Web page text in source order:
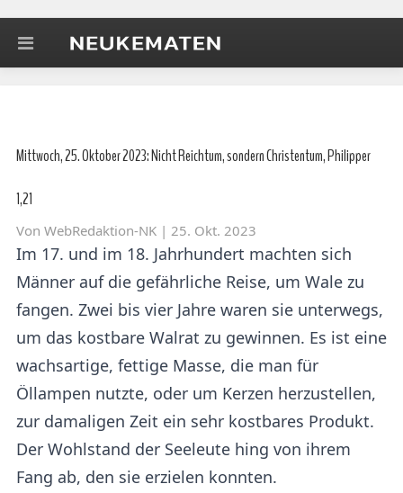
Mittwoch, 25. Oktober 2023: Nicht Reichtum, sondern Christentum, Philipper
1,21
Von WebRedaktion-NK | 25. Okt. 2023
Im 17. und im 18. Jahrhundert machten sich
Männer auf die gefährliche Reise, um Wale zu
fangen. Zwei bis vier Jahre waren sie unterwegs,
um das kostbare Walrat zu gewinnen. Es ist eine
wachsartige, fettige Masse, die man für
Öllampen nutzte, oder um Kerzen herzustellen,
zur damaligen Zeit ein sehr kostbares Produkt.
Der Wohlstand der Seeleute hing von ihrem
Fang ab, den sie erzielen konnten.